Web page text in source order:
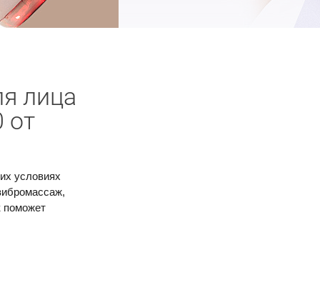
лица
от
условиях
поможет